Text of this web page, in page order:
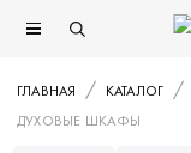
ГЛАВНАЯ КАТАЛОГ
ДУХОВЫЕ ШКАФЫ